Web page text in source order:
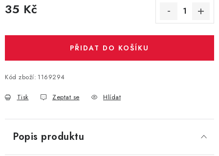
STUHY A MAŠLE
ORGANZY, STOLOVÉ ŠERPY
Podmínky ochrany osobních údajů
35 Kč
PŘIDAT DO KOŠÍKU
Kód zboží: 1169294
Tisk Zeptat se Hlídat
Popis produktu